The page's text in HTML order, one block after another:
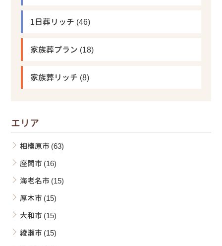
1日葬リッチ (46)
家族葬プラン (18)
家族葬リッチ (8)
エリア
相模原市 (63)
座間市 (16)
海老名市 (15)
厚木市 (15)
大和市 (15)
綾瀬市 (15)